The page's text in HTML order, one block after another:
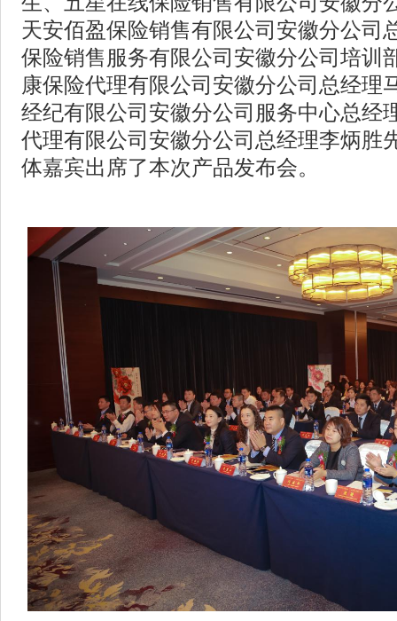
天安佰盈保险销售有限公司安徽分公司
保险销售服务有限公司安徽分公司培训
康保险代理有限公司安徽分公司总经理
经纪有限公司安徽分公司服务中心总经
代理有限公司安徽分公司总经理李炳胜
体嘉宾出席了本次产品发布会。